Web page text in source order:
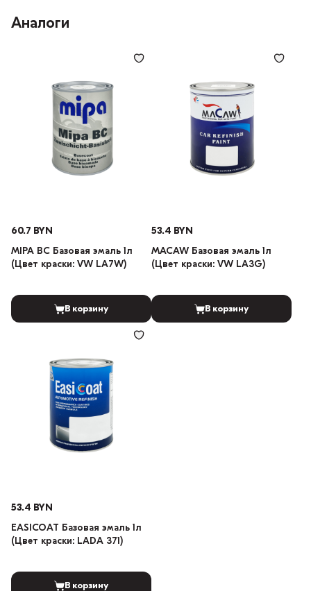
Аналоги
60.7 BYN
MIPA BC Базовая эмаль 1л
(Цвет краски: VW LA7W)
В корзину
53.4 BYN
MACAW Базовая эмаль 1л
(Цвет краски: VW LA3G)
В корзину
53.4 BYN
EASICOAT Базовая эмаль 1л
(Цвет краски: LADA 371)
В корзину